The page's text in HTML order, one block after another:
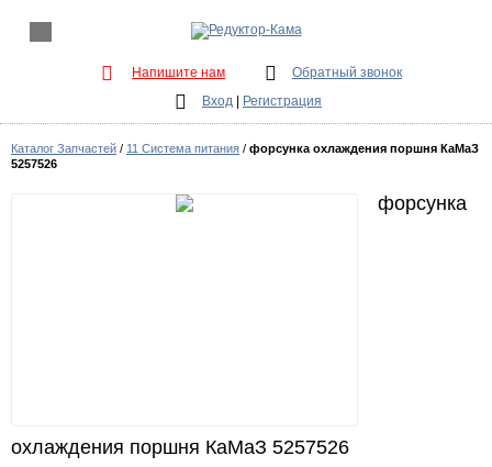
Напишите нам
Обратный звонок
Вход
Регистрация
Каталог Запчастей / 11 Система питания / форсунка охлаждения поршня КаМаЗ
5257526
форсунка
охлаждения поршня КаМаЗ 5257526